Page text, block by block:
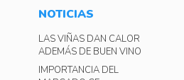
NOTICIAS
LAS VIÑAS DAN CALOR
ADEMÁS DE BUEN VINO
IMPORTANCIA DEL